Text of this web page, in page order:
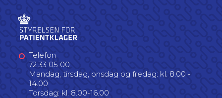
Telefon
72 33 05 00
Mandag, tirsdag, onsdag og fredag: kl. 8.00 -
14.00
Torsdag: kl. 8.00-16.00